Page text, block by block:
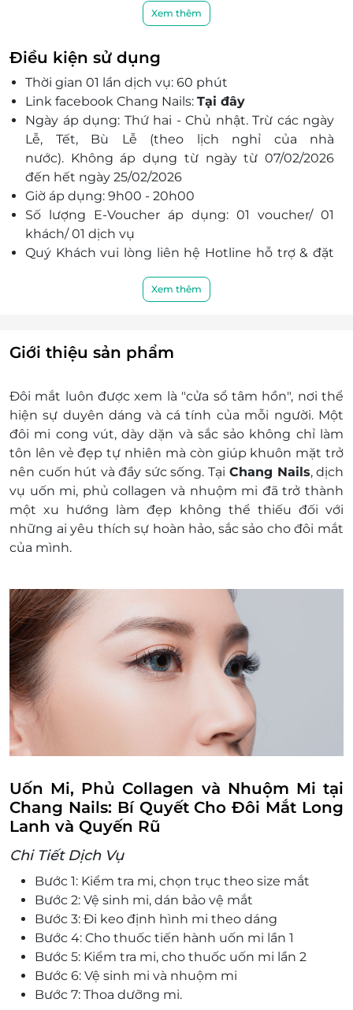
đảm bảo sự hài lòng của khách hàng.
Chang Nails sở hữu không gian làm đẹp hiện đại,
thoải mái và yên tĩnh, mang đến cho bạn trải
nghiệm thư giãn tuyệt vời.
Xem thêm
Điều kiện sử dụng
Thời gian 01 lần dịch vụ: 60 phút
Link facebook Chang Nails: Tại đây
Ngày áp dụng: Thứ hai - Chủ nhật. Trừ các ngày
Lễ, Tết, Bù Lễ (theo lịch nghỉ của nhà
nước). Không áp dụng từ ngày từ 07/02/2026
đến hết ngày 25/02/2026
Giờ áp dụng: 9h00 - 20h00
Số lượng E-Voucher áp dụng: 01 voucher/ 01
khách/ 01 dịch vụ
Quý Khách vui lòng liên hệ Hotline hỗ trợ & đặt
khi đến sử dụng dịch vụ tối thiểu 24 tiếng (1
trực tiếp nếu chưa đăng ký đặt chỗ trước. Mong
quý khách thông cảm
50 - 52 Huỳnh Tịnh Của, Phường 19, Quận
Bình Thạnh, Thành phố Hồ Chí Minh
216 vạn kiếp, Phường 3, Quận Bình
Thạnh, Thành phố Hồ Chí Minh
f44 cư xá vĩnh hội, Đường số 50, Phường
2 (Phường 5 cũ), Quận 4 (Kế sau lưng
chung cư H3), Thành phố Hồ Chí Minh
84/4 Trẩn Hữu Trang, Phường 10, Quận
14 Trần Huy Liệu, Phường 11, Quận Phú
Nhuận, Thành phố Hồ Chí Minh
Một khách hàng được mua nhiều E-Voucher/E-
Coupon
E-Voucher/E-Coupon không có giá trị quy đổi
thành tiền mặt, không trả lại tiền thừa
Không áp dụng đồng thời cùng lúc với các
chương trình khuyến mại khác
Xem thêm
Giới thiệu sản phẩm
Đôi mắt luôn được xem là "cửa sổ tâm hồn", nơi thể
hiện sự duyên dáng và cá tính của mỗi người. Một
đôi mi cong vút, dày dặn và sắc sảo không chỉ làm
tôn lên vẻ đẹp tự nhiên mà còn giúp khuôn mặt trở
nên cuốn hút và đầy sức sống. Tại Chang Nails, dịch
vụ uốn mi, phủ collagen và nhuộm mi đã trở thành
một xu hướng làm đẹp không thể thiếu đối với
những ai yêu thích sự hoàn hảo, sắc sảo cho đôi mắt
của mình.
Uốn Mi, Phủ Collagen và Nhuộm Mi tại
Chang Nails: Bí Quyết Cho Đôi Mắt Long
Lanh và Quyến Rũ
Chi Tiết Dịch Vụ
Bước 1: Kiểm tra mi, chọn trục theo size mắt
Bước 2: Vệ sinh mi, dán bảo vệ mắt
Bước 3: Đi keo định hình mi theo dáng
Bước 4: Cho thuốc tiến hành uốn mi lần 1
Bước 5: Kiểm tra mi, cho thuốc uốn mi lần 2
Bước 6: Vệ sinh mi và nhuộm mi
Bước 7: Thoa dưỡng mi.